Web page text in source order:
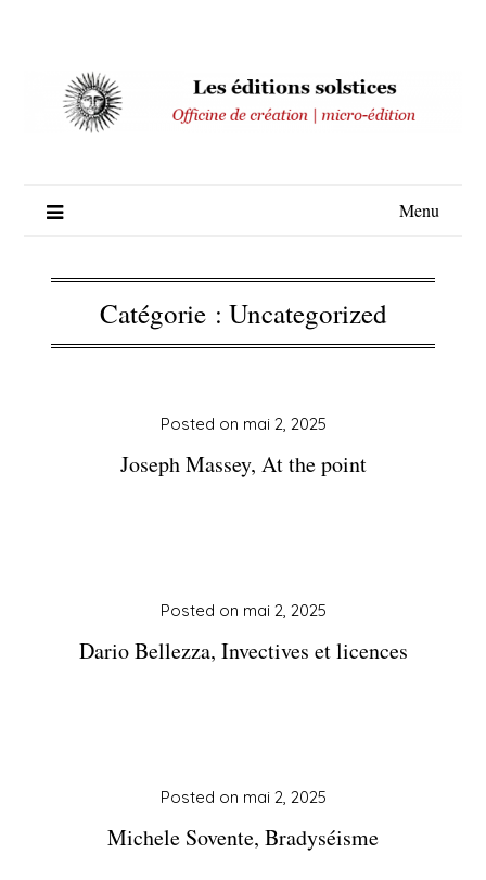
Menu
Catégorie : Uncategorized
Joseph Massey, At the point
Posted on mai 2, 2025
Dario Bellezza, Invectives et licences
Posted on mai 2, 2025
Michele Sovente, Bradyséisme
Posted on mai 2, 2025